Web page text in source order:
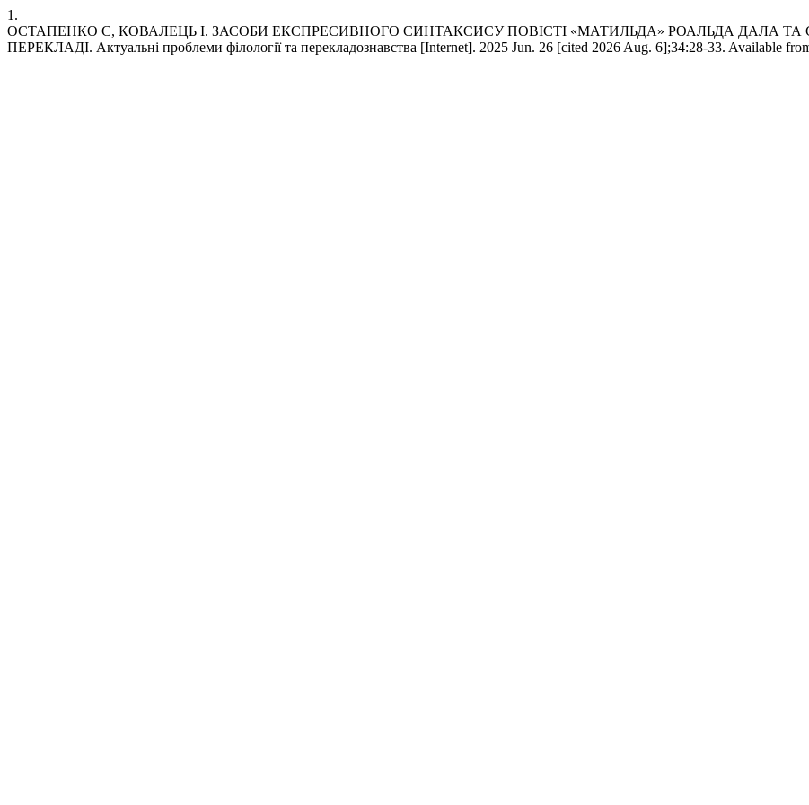
1.
ОСТАПЕНКО С, КОВАЛЕЦЬ І. ЗАСОБИ ЕКСПРЕСИВНОГО СИНТАКСИСУ ПОВІСТІ «МАТИЛЬДА» РОАЛЬДА ДАЛА
ПЕРЕКЛАДІ. Актуальні проблеми філології та перекладознавства [Internet]. 2025 Jun. 26 [cited 2026 Aug. 6];34:28-33. Available